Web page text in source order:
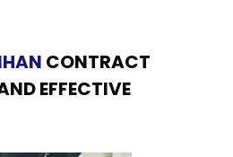
CONTRACT
EFFECTIVE